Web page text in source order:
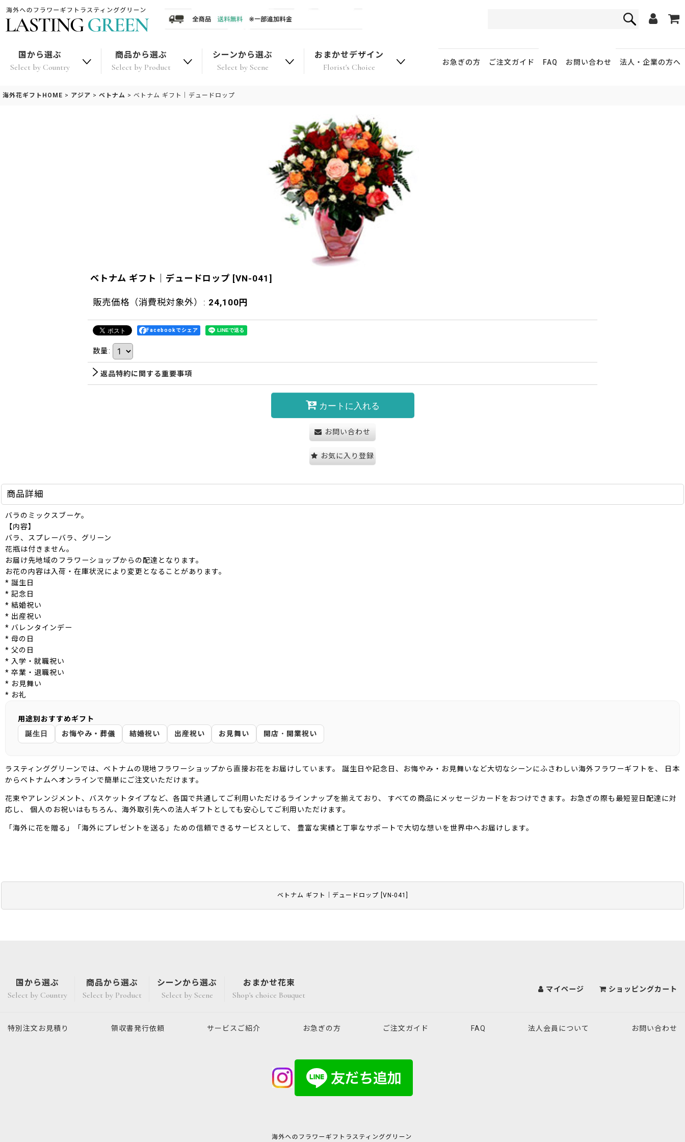
国から選ぶ
Select by Country
商品から選ぶ
Select by Product
シーンから選ぶ
Select by Scene
おまかせデザイン
Florist's Choice 法人・企業の方へ
ご注文ガイド
お急ぎの方 FAQ お問い合わせ
海外花ギフトHOME > アジア > ベトナム > ベトナム ギフト｜デュードロップ
ベトナム ギフト｜デュードロップ VN-041
ベトナム ギフト｜デュードロップ [VN-041 ]
販売価格（消費税対象外） : 24,100 円
Facebookでシェア
数量:
返品特約に関する重要事項
カートに入れる
お問い合わせ
お気に入り登録
商品詳細
バラのミックスブーケ。
【内容】
バラ、スプレーバラ、グリーン
花瓶は付きません。
お届け先地域のフラワーショップからの配達となります。
お花の内容は入荷・在庫状況により変更となることがあります。
* 誕生日
* 記念日
* 結婚祝い
* 出産祝い
* バレンタインデー
* 母の日
* 父の日
* 入学・就職祝い
* 卒業・退職祝い
* お見舞い
* お礼
用途別おすすめギフト
誕生日
お悔やみ・葬儀 結婚祝い 出産祝い お見舞い 開店・開業祝い
ラスティンググリーンでは、ベトナムの現地フラワーショップから直接お花をお届けしています。 誕生日や記念日、お悔やみ・お見舞いなど大切なシーンにふさわしい海外フラワーギフトを、 日本
からベトナムへオンラインで簡単にご注文いただけます。
花束やアレンジメント、バスケットタイプなど、各国で共通してご利用いただけるラインナップを揃えており、 すべての商品にメッセージカードをおつけできます。お急ぎの際も最短翌日配達に対
応し、 個人のお祝いはもちろん、海外取引先への法人ギフトとしても安心してご利用いただけます。
「海外に花を贈る」「海外にプレゼントを送る」ための信頼できるサービスとして、 豊富な実績と丁寧なサポートで大切な想いを世界中へお届けします。
国から選ぶ
Select by Country
商品から選ぶ
Select by Product
シーンから選ぶ
Select by Scene
おまかせ花束
Shop's choice Bouquet
マイページ ショッピングカート
特別注文 お見積り 領収書発行依頼 サービスご紹介 お急ぎの方 ご注文ガイド FAQ 法人会員について お問い合わせ